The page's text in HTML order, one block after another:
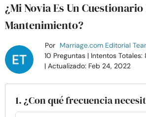
Casarse
Relaciones
Familia
Ayuda
¿Mi Novia Es Un
Mantenimiento?
Por Marriage.com Editorial
10 Preguntas | Intentos Totales:
| Actualizado: Feb 24, 2022
1. ¿Con qué frecuencia